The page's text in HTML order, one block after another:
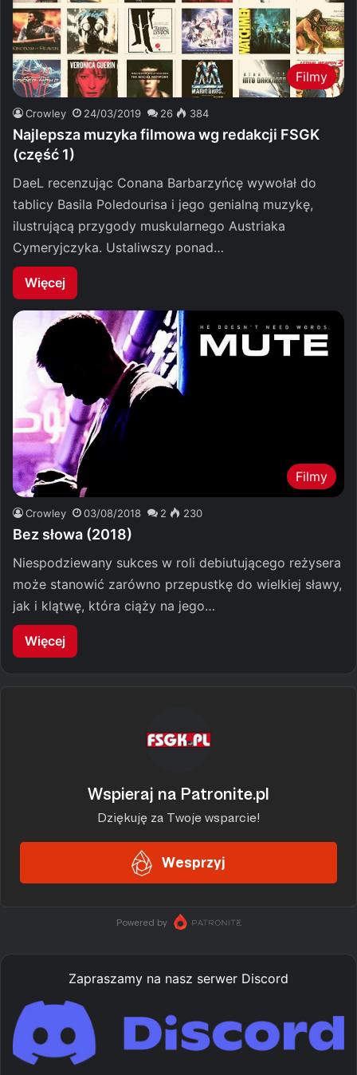
Filmy
Crowley 24/03/2019 26 384
Najlepsza muzyka filmowa wg redakcji FSGK
(część 1)
DaeL recenzując Conana Barbarzyńcę wywołał do
tablicy Basila Poledourisa i jego genialną muzykę,
ilustrującą przygody muskularnego Austriaka
Cymeryjczyka. Ustaliwszy ponad…
Więcej
Filmy
Crowley 03/08/2018 2 230
Bez słowa (2018)
Niespodziewany sukces w roli debiutującego reżysera
może stanowić zarówno przepustkę do wielkiej sławy,
jak i klątwę, która ciąży na jego…
Więcej
Zapraszamy na nasz serwer Discord